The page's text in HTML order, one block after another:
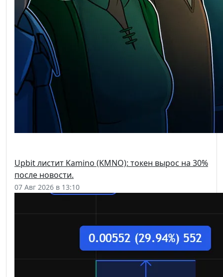
Upbit листит Kamino (KMNO): токен вырос на 30%
после новости.
07 Авг 2026 в 13:10